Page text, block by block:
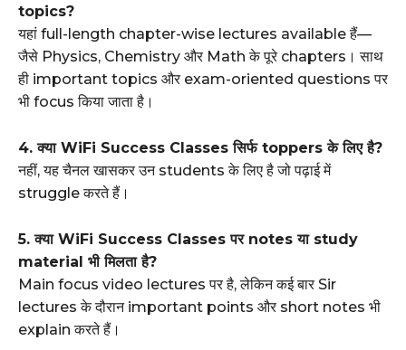
topics?
यहां full-length chapter-wise lectures available हैं—
जैसे Physics, Chemistry और Math के पूरे chapters। साथ
ही important topics और exam-oriented questions पर
भी focus किया जाता है।
4. क्या WiFi Success Classes सिर्फ toppers के लिए है?
नहीं, यह चैनल खासकर उन students के लिए है जो पढ़ाई में
struggle करते हैं।
5. क्या WiFi Success Classes पर notes या study
material भी मिलता है?
Main focus video lectures पर है, लेकिन कई बार Sir
lectures के दौरान important points और short notes भी
explain करते हैं।